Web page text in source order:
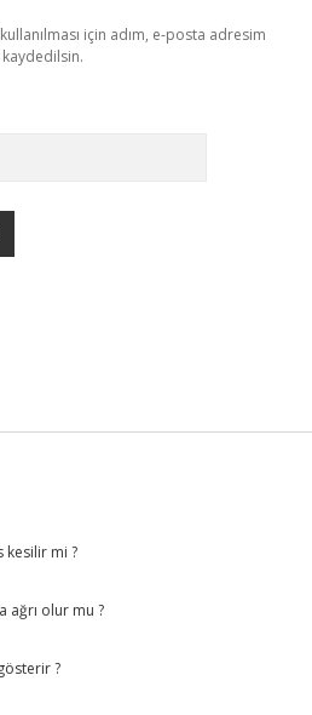
için adım, e-posta adresim
kaydedilsin.
kesilir mi ?
ağrı olur mu ?
?